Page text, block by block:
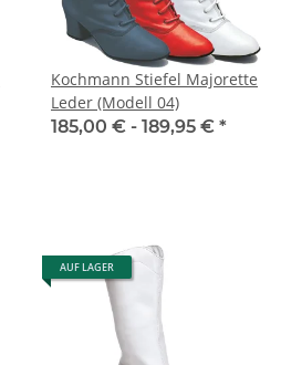
Kochmann Stiefel Majorette
Leder (Modell 04)
185,00 € - 189,95 € *
AUF LAGER